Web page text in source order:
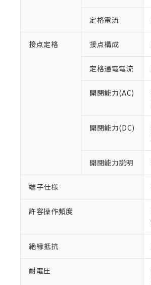
定格電流
接点定格 接点構成
定格通電電流
開閉能力(AC)
開閉能力(DC)
開閉能力説明
端子仕様
許容操作頻度
絶縁抵抗
耐電圧